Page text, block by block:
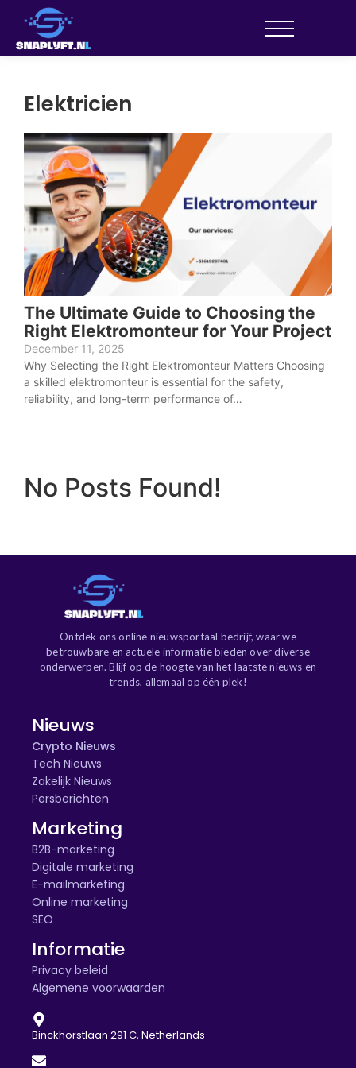
Elektricien
The Ultimate Guide to Choosing the
Right Elektromonteur for Your Project
December 11, 2025
Why Selecting the Right Elektromonteur Matters Choosing
a skilled elektromonteur is essential for the safety,
reliability, and long-term performance of…
No Posts Found!
Ontdek ons online nieuwsportaal bedrijf, waar we
betrouwbare en actuele informatie bieden over diverse
onderwerpen. Blijf op de hoogte van het laatste nieuws en
trends, allemaal op één plek!
Nieuws
Crypto Nieuws
Tech Nieuws
Zakelijk Nieuws
Persberichten
Marketing
B2B-marketing
Digitale marketing
E-mailmarketing
Online marketing
SEO
Informatie
Privacy beleid
Algemene voorwaarden
Binckhorstlaan 291 C, Netherlands